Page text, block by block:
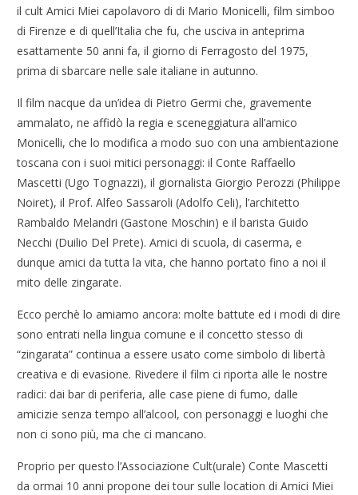
il cult Amici Miei capolavoro di di Mario Monicelli, film simboo
di Firenze e di quell’Italia che fu, che usciva in anteprima
esattamente 50 anni fa, il giorno di Ferragosto del 1975,
prima di sbarcare nelle sale italiane in autunno.
Il film nacque da un’idea di Pietro Germi che, gravemente
ammalato, ne affidò la regia e sceneggiatura all’amico
Monicelli, che lo modifica a modo suo con una ambientazione
toscana con i suoi mitici personaggi: il Conte Raffaello
Mascetti (Ugo Tognazzi), il giornalista Giorgio Perozzi (Philippe
Noiret), il Prof. Alfeo Sassaroli (Adolfo Celi), l’architetto
Rambaldo Melandri (Gastone Moschin) e il barista Guido
Necchi (Duilio Del Prete). Amici di scuola, di caserma, e
dunque amici da tutta la vita, che hanno portato fino a noi il
mito delle zingarate.
Ecco perchè lo amiamo ancora: molte battute ed i modi di dire
sono entrati nella lingua comune e il concetto stesso di
“zingarata” continua a essere usato come simbolo di libertà
creativa e di evasione. Rivedere il film ci riporta alle le nostre
radici: dai bar di periferia, alle case piene di fumo, dalle
amicizie senza tempo all’alcool, con personaggi e luoghi che
non ci sono più, ma che ci mancano.
Proprio per questo l’Associazione Cult(urale) Conte Mascetti
da ormai 10 anni propone dei tour sulle location di Amici Miei